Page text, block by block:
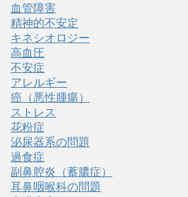
血管障害
精神的不安定
キネシオロジー
高血圧
不安症
アレルギー
癌（悪性腫瘍）
ストレス
花粉症
泌尿器系の問題
過食症
副鼻腔炎（蓄膿症）
耳鼻咽喉科の問題